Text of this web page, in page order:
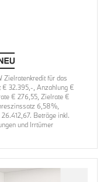
Zielratenkredit für das
€ 32.395,-, Anzahlung €
€ 276,55, Zielrate €
6,58%,
Beträge inkl.
und Irrtümer